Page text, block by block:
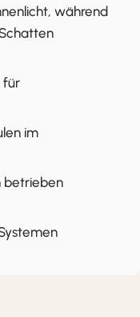
während
für
im
betrieben